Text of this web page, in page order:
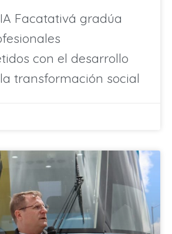
Facatativá gradúa
con el desarrollo
transformación social